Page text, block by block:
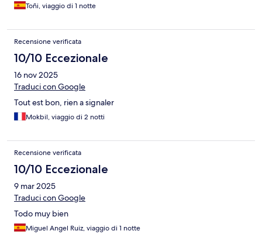
Toñi, viaggio di 1 notte
Recensione verificata
10/10 Eccezionale
16 nov 2025
Traduci con Google
Tout est bon, rien a signaler
Mokbil, viaggio di 2 notti
Recensione verificata
10/10 Eccezionale
9 mar 2025
Traduci con Google
Todo muy bien
Miguel Angel Ruiz, viaggio di 1 notte